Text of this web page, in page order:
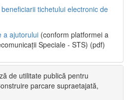
tichetului electronic de
a ajutorului (conform platformei a
Speciale - STS) (pdf)
de utilitate publică pentru
parcare supraetajată,